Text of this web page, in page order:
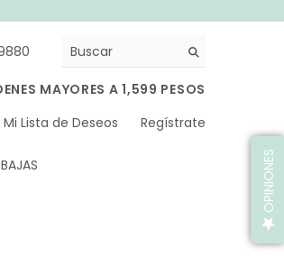
MAYORES A 1,599 PESOS
Mi Lista de Deseos Regístrate
OPINIONES